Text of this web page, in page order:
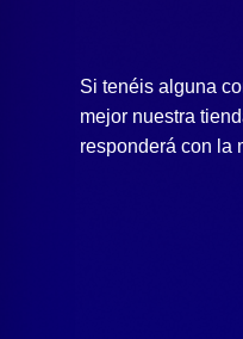
Si tenéis alguna
mejor nuestra
responderá con la